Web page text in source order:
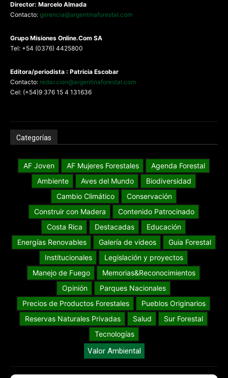
Director: Marcelo Almada
Contacto: gerencia@argentinaforestal.com
Grupo Misiones Online.Com SA
Tel: +54 (0376) 4425800
Editora/periodista : Patricia Escobar
Contacto: redaccion@argentinaforestal.com
Cel: (+54)9 376 15 4 131636
Categorías
AF Joven AF Mujeres Forestales
Agenda Forestal
Ambiente
Aves del Mundo
Biodiversidad
Cambio Climático
Conservación
Construir con Madera
Contenido Patrocinado
Costa Rica
Destacadas
Educación
Energías Renovables
Galería de videos
Guia Forestal
Institucionales
Legislación y proyectos
Manejo de Fuego
Memorias&Reconocimientos
Opinión
Parques Nacionales
Precios de Productos Forestales
Pueblos Originarios
Reservas Naturales Privadas
Salud
Sur Forestal
Tecnologías
Valor Ambiental